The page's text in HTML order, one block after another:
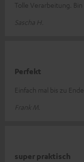
Tolle Verarbeitung.
Sascha H.
Perfekt
Einfach mal bis zu
Frank M.
super praktisch